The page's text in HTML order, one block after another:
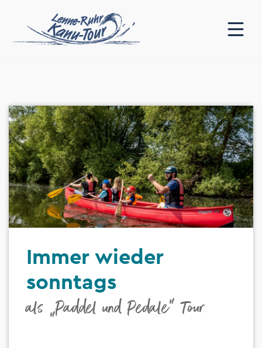
Immer wieder
sonntags
als „Paddel und Pedale“ Tour